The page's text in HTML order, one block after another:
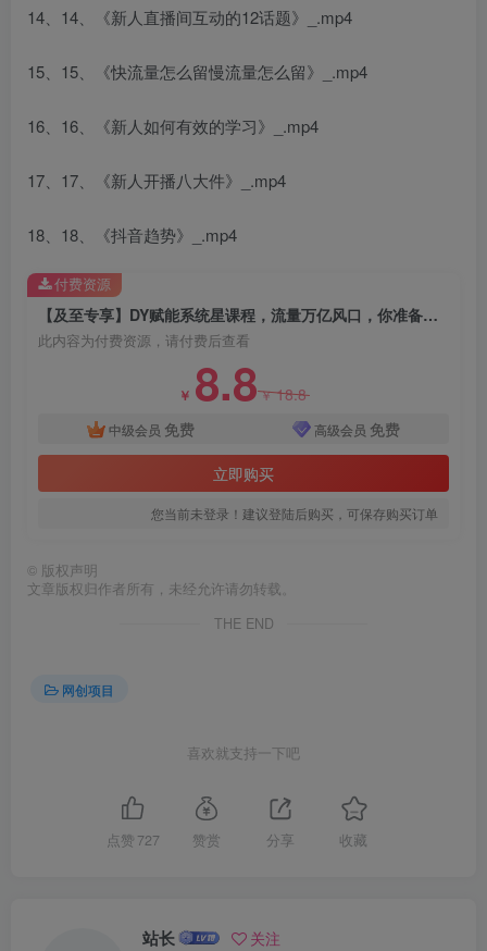
14、14、《新人直播间互动的12话题》_.mp4
15、15、《快流量怎么留慢流量怎么留》_.mp4
16、16、《新人如何有效的学习》_.mp4
17、17、《新人开播八大件》_.mp4
18、18、《抖音趋势》_.mp4
【及至专享】DY赋能系统星课程，流量万亿风口，你准备好了吗
此内容为付费资源，请付费后查看
￥ 8.8￥18.8
中级会员 免费 高级会员 免费
立即购买
您当前未登录！建议登陆后购买，可保存购买订单
付费资源
© 版权声明
文章版权归作者所有，未经允许请勿转载。
THE END
网创项目
喜欢就支持一下吧
点赞 727 赞赏 分享 收藏
站长 关注